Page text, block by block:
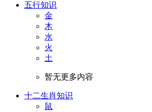
五行知识
金
木
水
火
土
暂无更多内容
十二生肖知识
鼠